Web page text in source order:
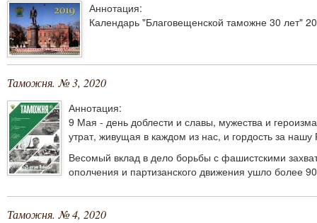
Аннотация:
Календарь "Благовещенской таможне 30 лет"
Таможня. № 3, 2020
Аннотация:
9 Мая - день доблести и славы, мужества и
утрат, живущая в каждом из нас, и гордость за
Весомый вклад в дело борьбы с фашистскими
ополчения и партизанского движения ушло более
Таможня. № 4, 2020